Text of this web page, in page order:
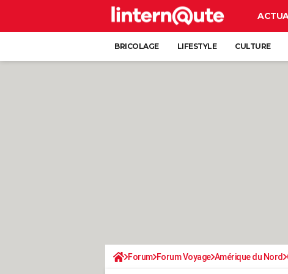
BRICOLAGE LIFESTYLE CULTURE
Forum Forum Voyage Amérique du Nord